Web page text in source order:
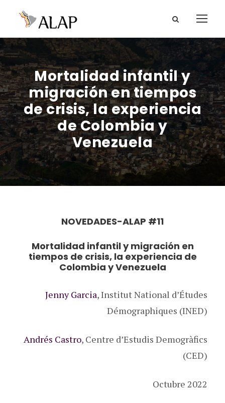
Mortalidad infantil y
migración en tiempos
de crisis, la experiencia
de Colombia y
Venezuela
NOVEDADES-ALAP #11
Mortalidad infantil y migración en
tiempos de crisis, la experiencia de
Colombia y Venezuela
Jenny Garcia, Institut National d’Études
Démographiques (INED)
Andrés Castro, Centre d’Estudis Demogràfics
(CED)
Octubre 2022